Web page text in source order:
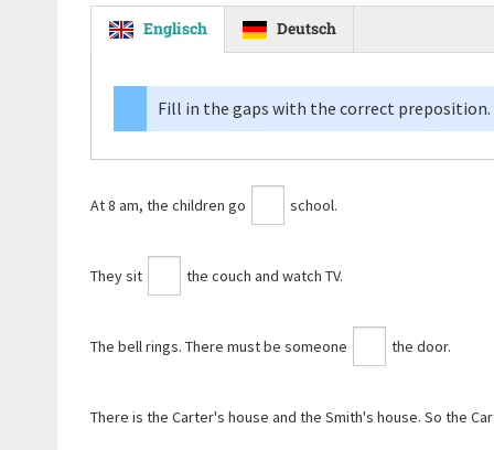
Englisch Deutsch
Fill in the gaps with the correct preposition.
At 8 am, the children go school.
They sit the couch and watch TV.
The bell rings. There must be someone the door.
There is the Carter's house and the Smith's house. So the